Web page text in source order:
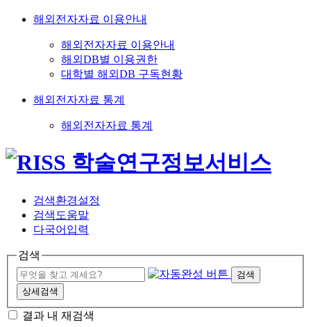
해외전자자료 이용안내
해외전자자료 이용안내
해외DB별 이용권한
대학별 해외DB 구독현황
해외전자자료 통계
해외전자자료 통계
검색환경설정
검색도움말
다국어입력
검색
검색
상세검색
결과 내 재검색